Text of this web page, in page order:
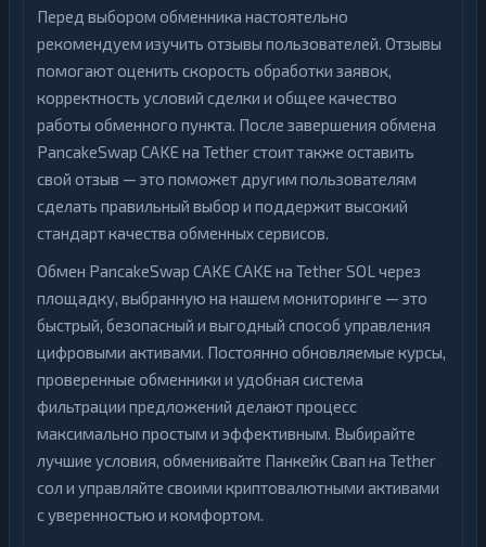
Перед выбором обменника настоятельно
рекомендуем изучить отзывы пользователей. Отзывы
помогают оценить скорость обработки заявок,
корректность условий сделки и общее качество
работы обменного пункта. После завершения обмена
PancakeSwap CAKE на Tether стоит также оставить
свой отзыв — это поможет другим пользователям
сделать правильный выбор и поддержит высокий
стандарт качества обменных сервисов.
Обмен PancakeSwap CAKE CAKE на Tether SOL через
площадку, выбранную на нашем мониторинге — это
быстрый, безопасный и выгодный способ управления
цифровыми активами. Постоянно обновляемые курсы,
проверенные обменники и удобная система
фильтрации предложений делают процесс
максимально простым и эффективным. Выбирайте
лучшие условия, обменивайте Панкейк Свап на Tether
сол и управляйте своими криптовалютными активами
с уверенностью и комфортом.